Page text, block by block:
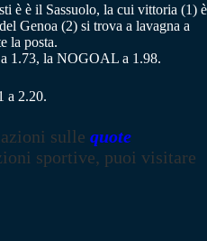
è è il Sassuolo, la cui vittoria (1) è
Genoa (2) si trova a lavagna a
la posta.
1.73, la NOGOAL a 1.98.
a 2.20.
sulle quote
sportive, puoi visitare